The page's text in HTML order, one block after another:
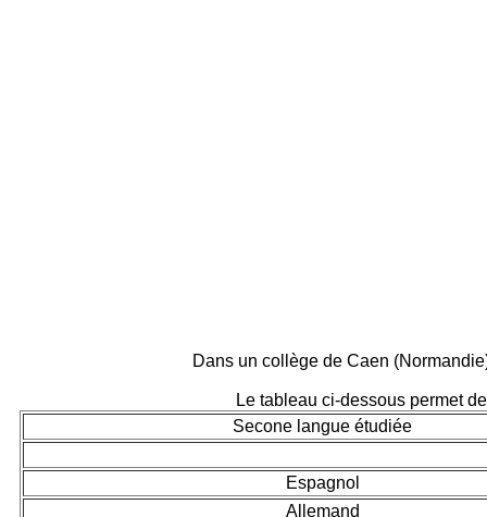
Dans un collège de Caen
Le tableau ci-dessous permet
Secone langue étudiée
Espagnol
Allemand